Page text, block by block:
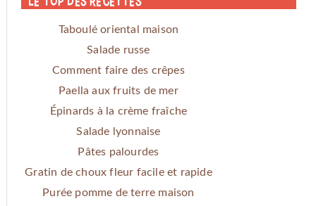
Taboulé oriental maison
Salade russe
Comment faire des crêpes
Paella aux fruits de mer
Épinards à la crème fraîche
Salade lyonnaise
Pâtes palourdes
Gratin de choux fleur facile et rapide
Purée pomme de terre maison